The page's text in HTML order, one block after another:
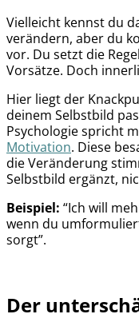
Vielleicht kennst du
verändern, aber du
vor. Du setzt die
Vorsätze. Doch
Hier liegt der
deinem Selbstbild
Psychologie spricht
Motivation. Diese
die Veränderung
Selbstbild ergänzt,
Beispiel: “Ich will
wenn du
sorgt”.
Der